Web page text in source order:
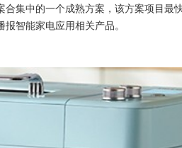
集中的一个成熟方案，该方案项目最
智能家电应用相关产品。